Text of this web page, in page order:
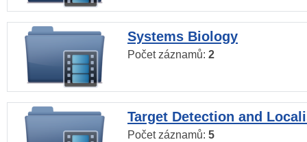
Systems Biology
Počet záznamů: 2
Target Detection and
Počet záznamů: 5